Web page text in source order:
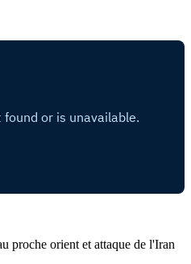
proche orient et attaque de l'Iran